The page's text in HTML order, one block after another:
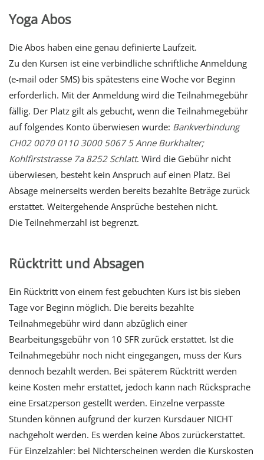
Yoga Abos
Die Abos haben eine genau definierte Laufzeit.
Zu den Kursen ist eine verbindliche schriftliche Anmeldung
(e-mail oder SMS) bis spätestens eine Woche vor Beginn
erforderlich. Mit der Anmeldung wird die Teilnahmegebühr
fällig. Der Platz gilt als gebucht, wenn die Teilnahmegebühr
auf folgendes Konto überwiesen wurde: Bankverbindung
CH02 0070 0110 3000 5067 5 Anne Burkhalter;
Kohlfirststrasse 7a 8252 Schlatt. Wird die Gebühr nicht
überwiesen, besteht kein Anspruch auf einen Platz. Bei
Absage meinerseits werden bereits bezahlte Beträge zurück
erstattet. Weitergehende Ansprüche bestehen nicht.
Die Teilnehmerzahl ist begrenzt.
Rücktritt und Absagen
Ein Rücktritt von einem fest gebuchten Kurs ist bis sieben
Tage vor Beginn möglich. Die bereits bezahlte
Teilnahmegebühr wird dann abzüglich einer
Bearbeitungsgebühr von 10 SFR zurück erstattet. Ist die
Teilnahmegebühr noch nicht eingegangen, muss der Kurs
dennoch bezahlt werden. Bei späterem Rücktritt werden
keine Kosten mehr erstattet, jedoch kann nach Rücksprache
eine Ersatzperson gestellt werden. Einzelne verpasste
Stunden können aufgrund der kurzen Kursdauer NICHT
nachgeholt werden. Es werden keine Abos zurückerstattet.
Für Einzelzahler: bei Nichterscheinen werden die Kurskosten